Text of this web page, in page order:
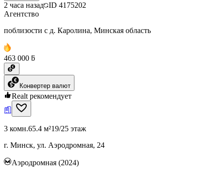
2 часа назад ID 4175202
Агентство
поблизости с д. Каролина, Минская область
463 000 ƃ
Конвертер валют
Realt рекомендует
3 комн.65.4 м²19/25 этаж
г. Минск, ул. Аэродромная, 24
Аэродромная (2024)